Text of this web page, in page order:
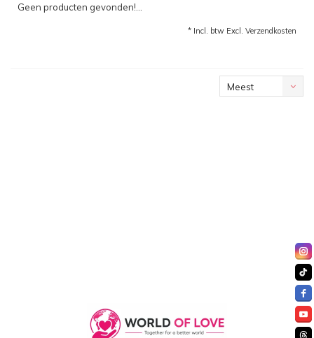
Geen producten gevonden!...
* Incl. btw Excl. Verzendkosten
Meest